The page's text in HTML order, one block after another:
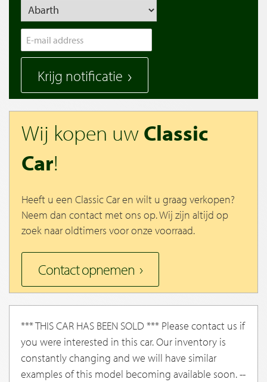
Krijg notificatie
Wij kopen uwClassic
Car!
Heeft u een Classic Car en wilt u graag verkopen?
Neem dan contact met ons op. Wij zijn altijd op
zoek naar oldtimers voor onze voorraad.
Contact opnemen
*** THIS CAR HAS BEEN SOLD *** Please contact us if
you were interested in this car. Our inventory is
constantly changing and we will have similar
examples of this model becoming available soon. --